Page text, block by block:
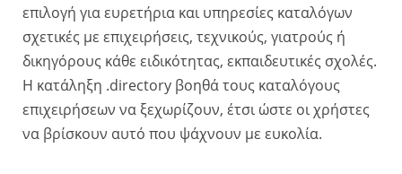
επιλογή για ευρετήρια και υπηρεσίες καταλόγων
σχετικές με επιχειρήσεις, τεχνικούς, γιατρούς ή
δικηγόρους κάθε ειδικότητας, εκπαιδευτικές σχολές.
Η κατάληξη .directory βοηθά τους καταλόγους
επιχειρήσεων να ξεχωρίζουν, έτσι ώστε οι χρήστες
να βρίσκουν αυτό που ψάχνουν με ευκολία.